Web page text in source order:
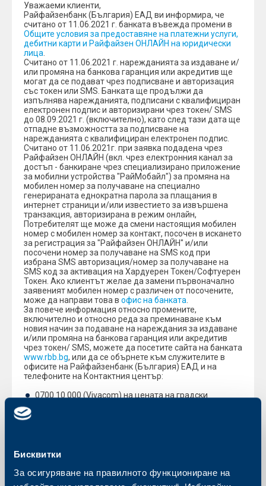
Бисквитки
За осигуряване на правилното функциониране на
Уважаеми клиенти,
Райфайзенбанк (България) ЕАД ви информира, че
считано от 11.06.2021 г. банката въвежда промени в
Общите условия за предоставяне на платежни услуги,
дебитни карти и Райфайзен ОНЛАЙН на юридически
лица
Считано от 11.06.2021 г. нарежданията за издаване и/
или промяна на банкова гаранция или акредитив ще
могат да се подават чрез подписване и авторизация
със токен или SMS. Банката ще продължи да
изпълнява нарежданията, подписани с квалифициран
електронен подпис и авторизирани чрез токен/ SMS
до 08.09.2021 г. (включително), като след тази дата ще
отпадне възможността за подписване на
нарежданията с квалифициран електронен подпис.
Считано от 11.06.2021г. при заявка подадена чрез
Райфайзен ОНЛАЙН (вкл. чрез електронния канал за
достъп - банкиране чрез специализирано приложение
за мобилни устройства "РайМобайл") за промяна на
мобилен номер за получаване на специално
генерираната еднократна парола за плащания в
интернет страници и/или известието за извършена
транзакция, авторизирана в режим онлайн,
Потребителят ще може да смени настоящия мобилен
номер с мобилен номер за контакт, посочен в искането
за регистрация за "Райфайзен ОНЛАЙН" и/или
посочени номер за получаване на SMS код при
избрана SMS авторизация/номер за получаване на
SMS код за активация на Хардуерен Токен/Софтуерен
Токен. Ако клиентът желае да замени първоначално
заявеният мобилен номер с различен от посочените,
може да направи това в офис на банката
За повече информация относно промените,
включително и относно реда за преминаване към
новия начин за подаване на нареждания за издаване
и/или промяна на банкова гаранция или акредитив
чрез токен/ SMS, можете да посетите сайта на банката
www.rbb.bg, или да се обърнете към служителите в
офисите на Райфайзенбанк (България) ЕАД и на
телефоните на Контактния център:
0700 10 000 (Vivacom) на цената на градски
Обратно към всички промени